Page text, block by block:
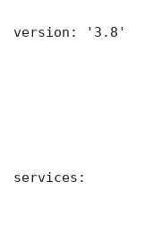
version: '3.8'
services: